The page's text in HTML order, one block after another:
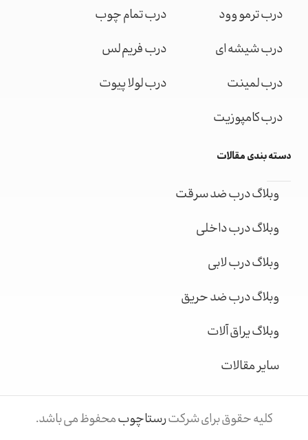
درب ترمو وود
درب تمام چوب
درب شیشه ای
درب فریم لس
درب لمینت
درب لولا پیوت
درب کامپوزیت
دسته بندی مقالات
وبلاگ درب ضد سرقت
وبلاگ درب داخلی
وبلاگ درب لابی
وبلاگ درب ضد حریق
وبلاگ یراق آلات
سایر مقالات
کلیه حقوق برای شرکترستاچوبمحفوظ می باشد.